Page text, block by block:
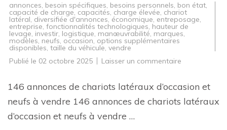
annonces, besoin spécifiques, besoins personnels, bon état,
capacité de charge, capacités, charge élevée, chariot
latéral, diversifiée d'annonces, économique, entreposage,
entreprise, fonctionnalités technologiques, hauteur de
levage, investir, logistique, manœuvrabilité, marques,
modèles, neufs, occasion, options supplémentaires
disponibles, taille du véhicule, vendre
Publié le 02 octobre 2025 Laisser un commentaire
de
chariots
latéraux
d’occasion
146 annonces de chariots latéraux d’occasion et
neufs à vendre 146 annonces de chariots latéraux
d’occasion et neufs à vendre …